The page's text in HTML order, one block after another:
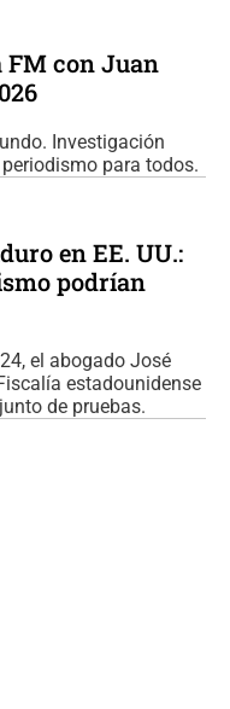
FM con Juan
Investigación
para todos.
en EE. UU.:
podrían
el abogado José
estadounidense
de pruebas.